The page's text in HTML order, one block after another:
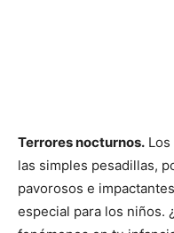
Terrores nocturnos.
las simples pesadillas,
pavorosos e
especial para los niños.